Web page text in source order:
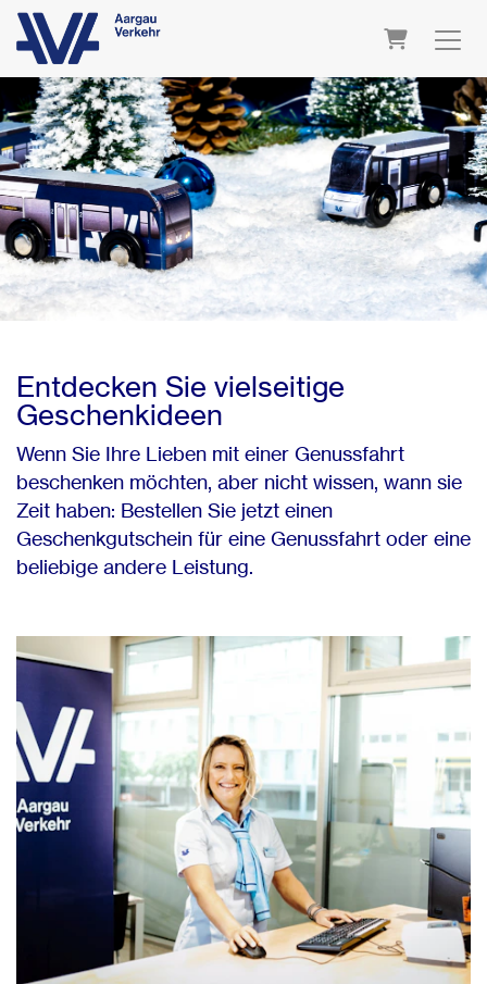
Warenkorb
Entdecken Sie vielseitige
Geschenkideen
Wenn Sie Ihre Lieben mit einer Genussfahrt
beschenken möchten, aber nicht wissen, wann sie
Zeit haben: Bestellen Sie jetzt einen
Geschenkgutschein für eine Genussfahrt oder eine
beliebige andere Leistung.